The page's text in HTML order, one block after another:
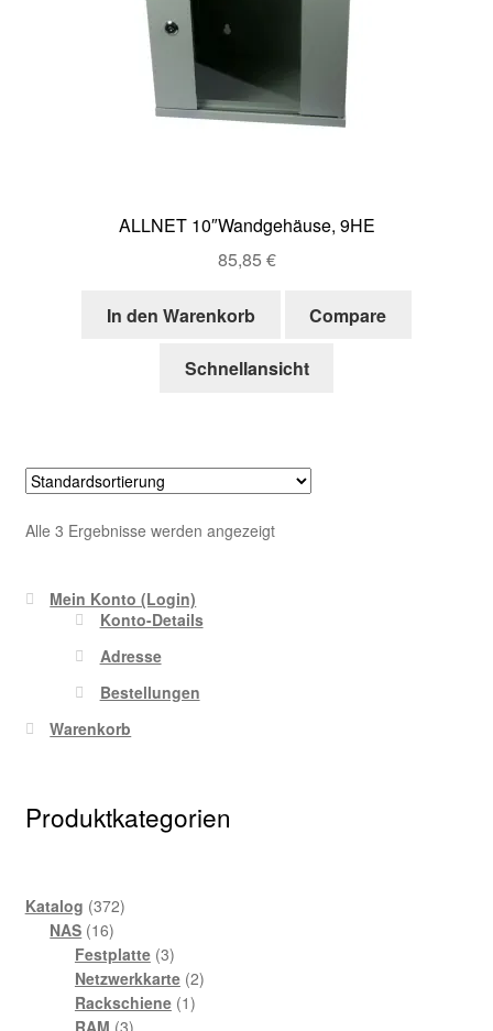
ALLNET 10″Wandgehäuse, 9HE
85,85 €
In den Warenkorb Compare
Schnellansicht
Alle 3 Ergebnisse werden angezeigt
Mein Konto (Login)
Konto-Details
Adresse
Bestellungen
Warenkorb
Produktkategorien
Katalog 372372
NAS 1616
Produkte
Festplatte 33
Produkte
Netzwerkkarte 22
Rackschiene 11
RAM 33